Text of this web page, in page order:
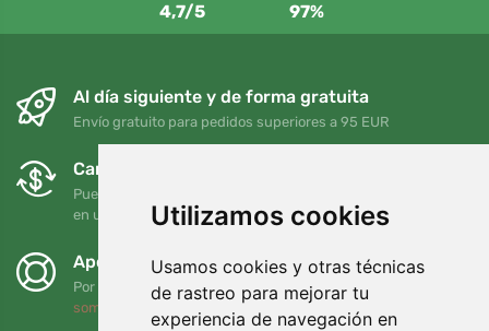
Utilizamos cookies
Usamos cookies y otras técnicas
de rastreo para mejorar tu
experiencia de navegación en
4,7/5 97%
Al día siguiente y de forma gratuita
Envío gratuito para pedidos superiores a 95 EUR
Cambios y devoluciones gratuitos
Puede devolver o cambiar su pedido en cualquier momento
en un plazo de 90 días
Apoyamos a Trees.org
Por cada pedido plantamos un árbol. Leer más
somos